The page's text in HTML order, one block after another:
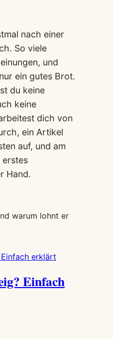
nach einer
So viele
und
ein gutes Brot.
du keine
keine
dich von
ein Artikel
auf, und am
erstes
Hand.
warum lohnt er
Einfach